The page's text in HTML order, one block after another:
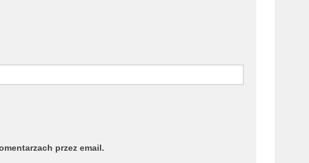
przez email.